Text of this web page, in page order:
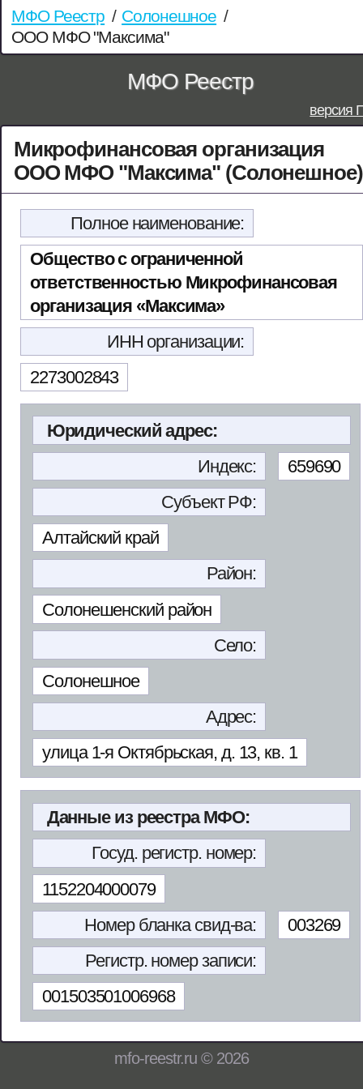
МФО Реестр / Солонешное /
ООО МФО "Максима"
МФО Реестр
версия
Микрофинансовая организация
ООО МФО "Максима" (Солонешное)
Полное наименование:
Общество с ограниченной
ответственностью Микрофинансовая
организация «Максима»
ИНН организации:
2273002843
Юридический адрес:
Индекс:
659690
Субъект РФ:
Алтайский край
Район:
Солонешенский район
Село:
Солонешное
Адрес:
улица 1-я Октябрьская, д. 13, кв. 1
Данные из реестра МФО:
Госуд. регистр. номер:
1152204000079
Номер бланка свид-ва:
003269
Регистр. номер записи:
001503501006968
mfo-reestr.ru © 2026